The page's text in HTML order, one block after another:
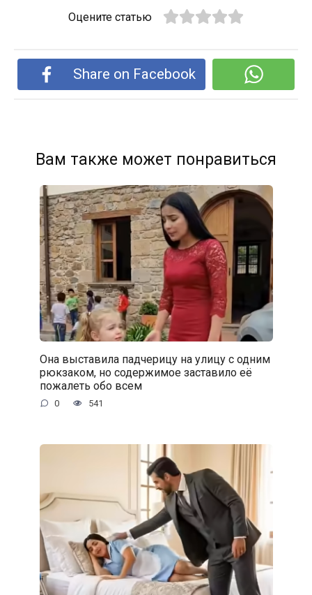
Оцените статью
Share on Facebook
Вам также может понравиться
Она выставила падчерицу на улицу с одним
рюкзаком, но содержимое заставило её
пожалеть обо всем
0 541